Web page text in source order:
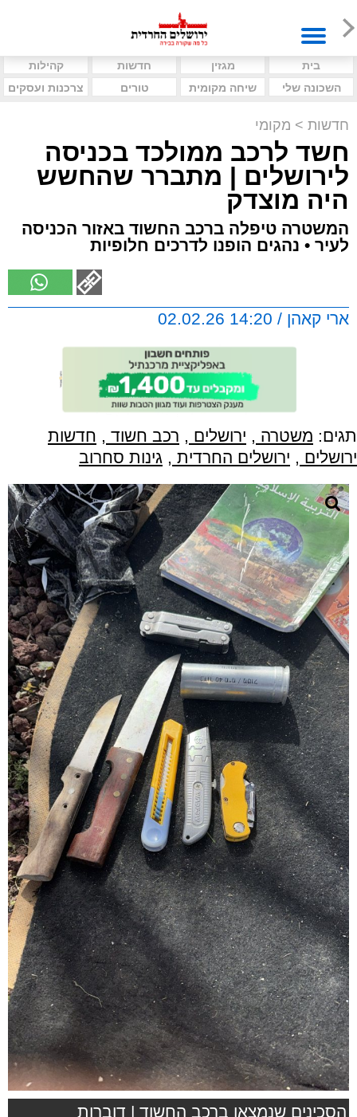
בית מגזין חדשות
קהילות
השכונה שלי
שיחה מקומית טורים צרכנות ועסקים
חדשות > מקומי
חשד לרכב ממולכד בכניסה
לירושלים | מתברר שהחשש
היה מוצדק
המשטרה טיפלה ברכב החשוד באזור הכניסה
לעיר • נהגים הופנו לדרכים חלופיות
ארי קאהן / 14:20 02.02.26
תגים: משטרה , ירושלים , רכב חשוד , חדשות
ירושלים , ירושלים החרדית , גינות סחרוב
הסכינים שנמצאו ברכב החשוד | דוברות